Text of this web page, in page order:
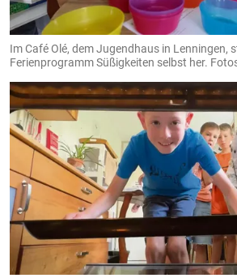
Im Café Olé, dem Jugendhaus in Lenningen,
Ferienprogramm Süßigkeiten selbst her.